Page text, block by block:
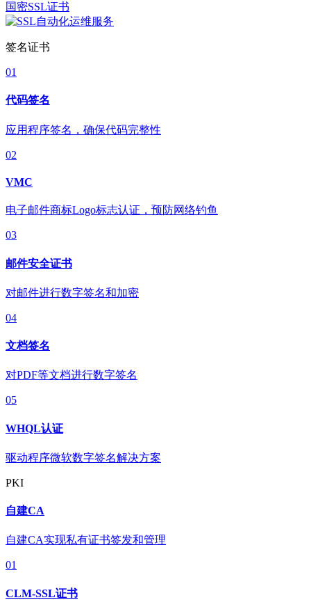
国密SSL证书
签名证书
01
代码签名
应用程序签名，确保代码完整性
02
VMC
电子邮件商标Logo标志认证，预防网络钓鱼
03
邮件安全证书
对邮件进行数字签名和加密
04
文档签名
对PDF等文档进行数字签名
05
WHQL认证
驱动程序微软数字签名解决方案
PKI
自建CA
自建CA实现私有证书签发和管理
01
CLM-SSL证书